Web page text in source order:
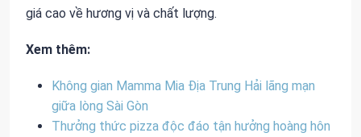
giá cao về hương vị và chất lượng.
Xem thêm:
Không gian Mamma Mia Địa Trung Hải lãng mạn
giữa lòng Sài Gòn
Thưởng thức pizza độc đáo tận hưởng hoàng hôn